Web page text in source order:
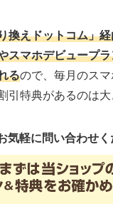
換えドットコム」
スマホデビュープ
るので、毎月のス
引特典があるのは大
気軽に問い合わせく